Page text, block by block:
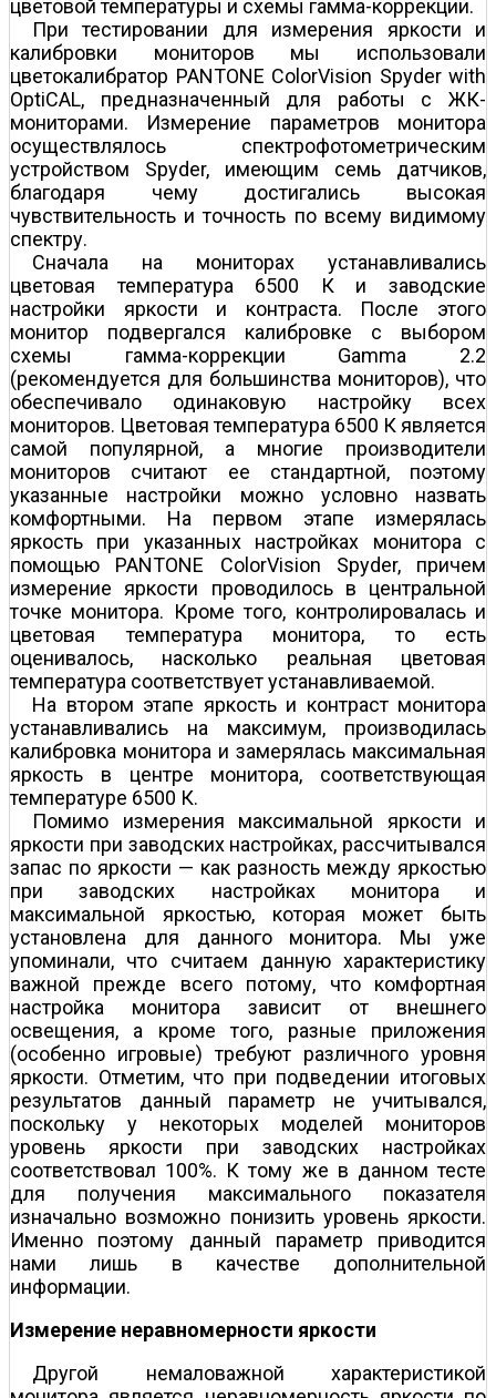
цветовой температуры и схемы гамма-коррекции.
При тестировании для измерения яркости и
калибровки мониторов мы использовали
цветокалибратор PANTONE ColorVision Spyder with
OptiCAL, предназначенный для работы с ЖК-
мониторами. Измерение параметров монитора
осуществлялось спектрофотометрическим
устройством Spyder, имеющим семь датчиков,
благодаря чему достигались высокая
чувствительность и точность по всему видимому
спектру.
Сначала на мониторах устанавливались
цветовая температура 6500 К и заводские
настройки яркости и контраста. После этого
монитор подвергался калибровке с выбором
схемы гамма-коррекции Gamma 2.2
(рекомендуется для большинства мониторов), что
обеспечивало одинаковую настройку всех
мониторов. Цветовая температура 6500 К является
самой популярной, а многие производители
мониторов считают ее стандартной, поэтому
указанные настройки можно условно назвать
комфортными. На первом этапе измерялась
яркость при указанных настройках монитора с
помощью PANTONE ColorVision Spyder, причем
измерение яркости проводилось в центральной
точке монитора. Кроме того, контролировалась и
цветовая температура монитора, то есть
оценивалось, насколько реальная цветовая
температура соответствует устанавливаемой.
На втором этапе яркость и контраст монитора
устанавливались на максимум, производилась
калибровка монитора и замерялась максимальная
яркость в центре монитора, соответствующая
температуре 6500 К.
Помимо измерения максимальной яркости и
яркости при заводских настройках, рассчитывался
запас по яркости — как разность между яркостью
при заводских настройках монитора и
максимальной яркостью, которая может быть
установлена для данного монитора. Мы уже
упоминали, что считаем данную характеристику
важной прежде всего потому, что комфортная
настройка монитора зависит от внешнего
освещения, а кроме того, разные приложения
(особенно игровые) требуют различного уровня
яркости. Отметим, что при подведении итоговых
результатов данный параметр не учитывался,
поскольку у некоторых моделей мониторов
уровень яркости при заводских настройках
соответствовал 100%. К тому же в данном тесте
для получения максимального показателя
изначально возможно понизить уровень яркости.
Именно поэтому данный параметр приводится
нами лишь в качестве дополнительной
информации.
Измерение неравномерности яркости
Другой немаловажной характеристикой